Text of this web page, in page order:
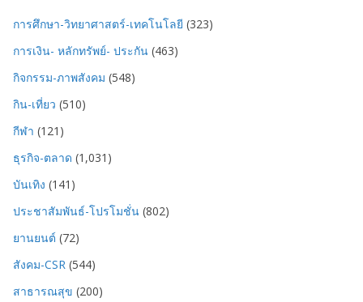
การศึกษา-วิทยาศาสตร์-เทคโนโลยี (323)
การเงิน- หลักทรัพย์- ประกัน (463)
กิจกรรม-ภาพสังคม (548)
กิน-เที่ยว (510)
กีฬา (121)
ธุรกิจ-ตลาด (1,031)
บันเทิง (141)
ประชาสัมพันธ์-โปรโมชั่น (802)
ยานยนต์ (72)
สังคม-CSR (544)
สาธารณสุข (200)